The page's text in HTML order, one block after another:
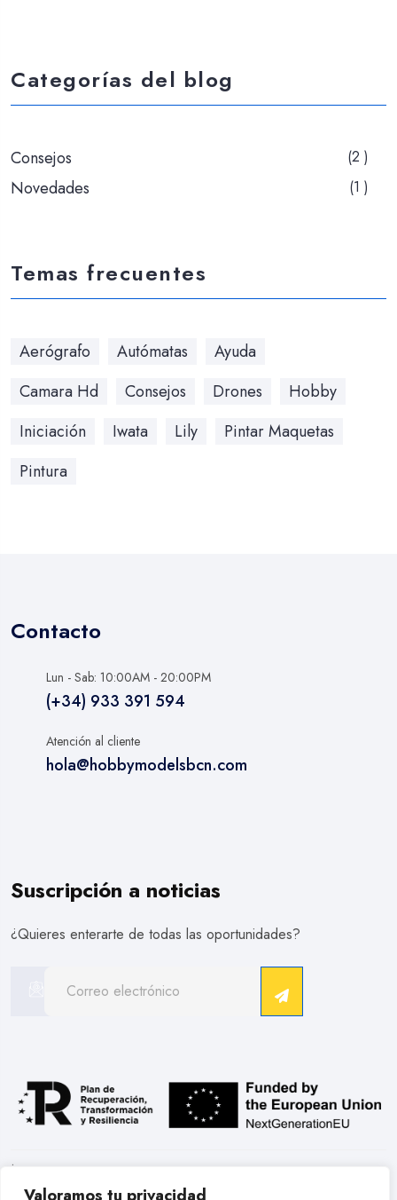
Categorías del blog
Consejos (2 )
Novedades (1 )
Temas frecuentes
Aerógrafo Autómatas
Ayuda
Camara Hd
Consejos Drones
Hobby
Iniciación
Iwata Lily
Pintar Maquetas
Pintura
Contacto
Lun - Sab: 10:00AM - 20:00PM
(+34) 933 391 594
Atención al cliente
hola@hobbymodelsbcn.com
Suscripción a noticias
¿Quieres enterarte de todas las oportunidades?
.